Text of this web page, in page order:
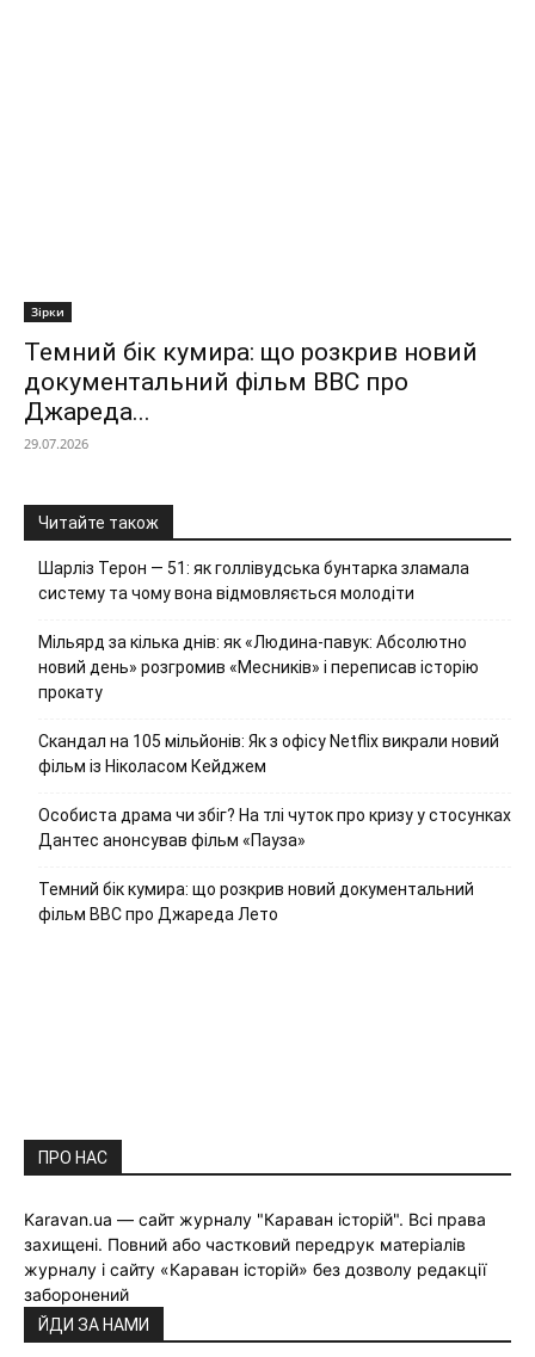
Зірки
Темний бік кумира: що розкрив новий
документальний фільм ВВС про
Джареда...
29.07.2026
Читайте також
Шарліз Терон — 51: як голлівудська бунтарка зламала
систему та чому вона відмовляється молодіти
Мільярд за кілька днів: як «Людина-павук: Абсолютно
новий день» розгромив «Месників» і переписав історію
прокату
Скандал на 105 мільйонів: Як з офісу Netflix викрали новий
фільм із Ніколасом Кейджем
Особиста драма чи збіг? На тлі чуток про кризу у стосунках
Дантес анонсував фільм «Пауза»
Темний бік кумира: що розкрив новий документальний
фільм ВВС про Джареда Лето
ПРО НАС
Karavan.ua — сайт журналу "Караван історій". Всі права
захищені. Повний або частковий передрук матеріалів
журналу і сайту «Караван історій» без дозволу редакції
заборонений
ЙДИ ЗА НАМИ